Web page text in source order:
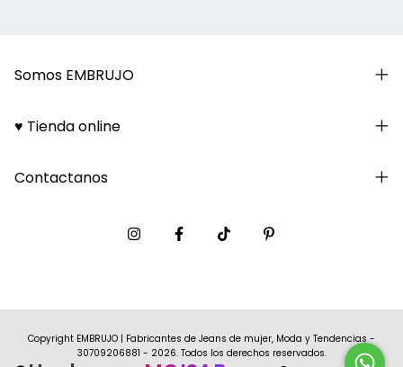
Somos EMBRUJO
♥ Tienda online
Contactanos
Copyright EMBRUJO | Fabricantes de Jeans de mujer, Moda y Tendencias -
30709206881 - 2026. Todos los derechos reservados.